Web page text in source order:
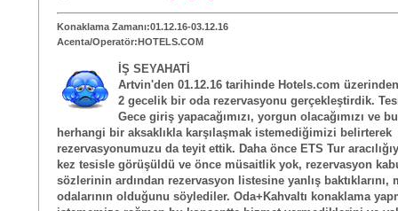
Konaklama Zamanı:01.12.16-03.12.16
Acenta/Operatör:HOTELS.COM
İŞ SEYAHATİ
Artvin'den 01.12.16 tarihinde Hotels.com
2 gecelik bir oda rezervasyonu gerçekleştirdik.
Gece giriş yapacağımızı, yorgun olacağımızı ve
herhangi bir aksaklıkla karşılaşmak istemediğimizi belirterek
rezervasyonumuzu da teyit ettik. Daha önce ETS Tur
kez tesisle görüşüldü ve önce müsaitlik yok, rezervasyon
sözlerinin ardından rezervasyon listesine yanlış baktıklarını,
odalarının olduğunu söylediler. Oda+Kahvaltı konaklama